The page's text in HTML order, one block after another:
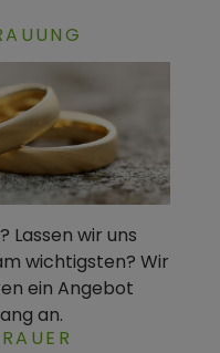
Lassen wir uns
wichtigsten? Wir
ein Angebot
an.